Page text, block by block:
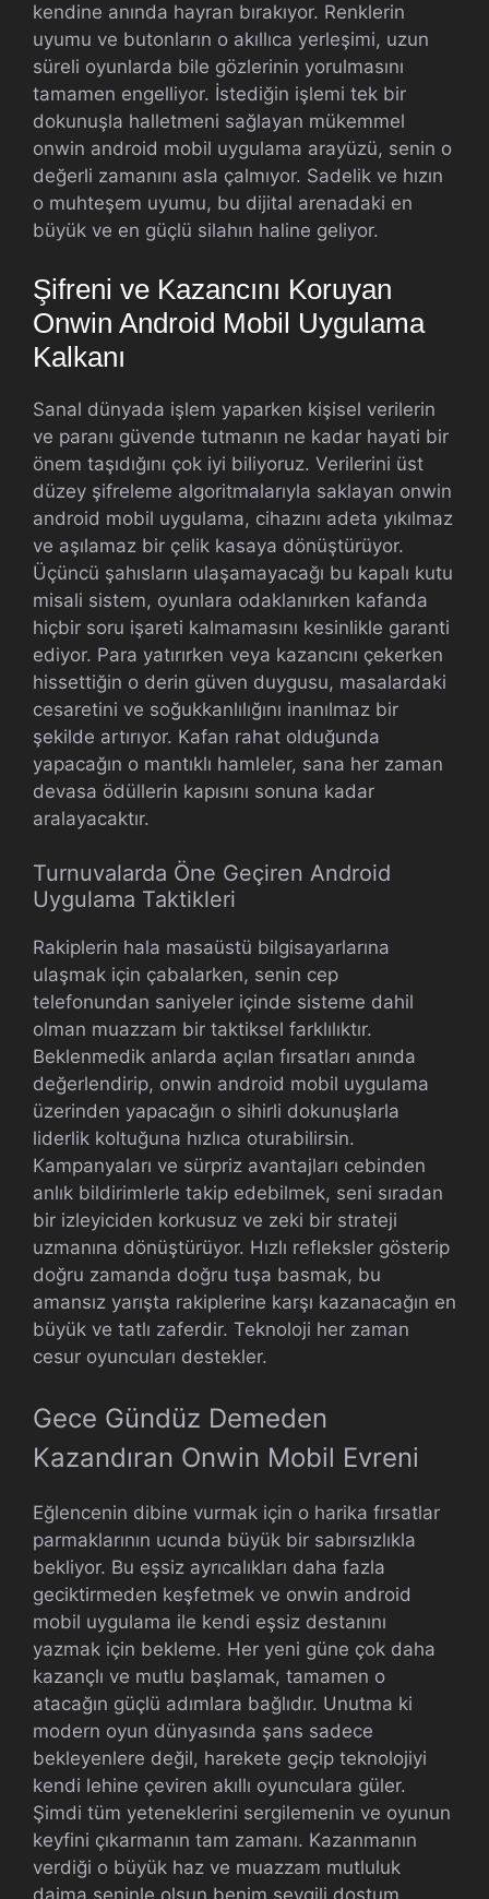
kendine anında hayran bırakıyor. Renklerin
uyumu ve butonların o akıllıca yerleşimi, uzun
süreli oyunlarda bile gözlerinin yorulmasını
tamamen engelliyor. İstediğin işlemi tek bir
dokunuşla halletmeni sağlayan mükemmel
onwin android mobil uygulama arayüzü, senin o
değerli zamanını asla çalmıyor. Sadelik ve hızın
o muhteşem uyumu, bu dijital arenadaki en
büyük ve en güçlü silahın haline geliyor.
Şifreni ve Kazancını Koruyan
Onwin Android Mobil Uygulama
Kalkanı
Sanal dünyada işlem yaparken kişisel verilerin
ve paranı güvende tutmanın ne kadar hayati bir
önem taşıdığını çok iyi biliyoruz. Verilerini üst
düzey şifreleme algoritmalarıyla saklayan onwin
android mobil uygulama, cihazını adeta yıkılmaz
ve aşılamaz bir çelik kasaya dönüştürüyor.
Üçüncü şahısların ulaşamayacağı bu kapalı kutu
misali sistem, oyunlara odaklanırken kafanda
hiçbir soru işareti kalmamasını kesinlikle garanti
ediyor. Para yatırırken veya kazancını çekerken
hissettiğin o derin güven duygusu, masalardaki
cesaretini ve soğukkanlılığını inanılmaz bir
şekilde artırıyor. Kafan rahat olduğunda
yapacağın o mantıklı hamleler, sana her zaman
devasa ödüllerin kapısını sonuna kadar
aralayacaktır.
Turnuvalarda Öne Geçiren Android
Uygulama Taktikleri
Rakiplerin hala masaüstü bilgisayarlarına
ulaşmak için çabalarken, senin cep
telefonundan saniyeler içinde sisteme dahil
olman muazzam bir taktiksel farklılıktır.
Beklenmedik anlarda açılan fırsatları anında
değerlendirip, onwin android mobil uygulama
üzerinden yapacağın o sihirli dokunuşlarla
liderlik koltuğuna hızlıca oturabilirsin.
Kampanyaları ve sürpriz avantajları cebinden
anlık bildirimlerle takip edebilmek, seni sıradan
bir izleyiciden korkusuz ve zeki bir strateji
uzmanına dönüştürüyor. Hızlı refleksler gösterip
doğru zamanda doğru tuşa basmak, bu
amansız yarışta rakiplerine karşı kazanacağın en
büyük ve tatlı zaferdir. Teknoloji her zaman
cesur oyuncuları destekler.
Gece Gündüz Demeden
Kazandıran Onwin Mobil Evreni
Eğlencenin dibine vurmak için o harika fırsatlar
parmaklarının ucunda büyük bir sabırsızlıkla
bekliyor. Bu eşsiz ayrıcalıkları daha fazla
geciktirmeden keşfetmek ve onwin android
mobil uygulama ile kendi eşsiz destanını
yazmak için bekleme. Her yeni güne çok daha
kazançlı ve mutlu başlamak, tamamen o
atacağın güçlü adımlara bağlıdır. Unutma ki
modern oyun dünyasında şans sadece
bekleyenlere değil, harekete geçip teknolojiyi
kendi lehine çeviren akıllı oyunculara güler.
Şimdi tüm yeteneklerini sergilemenin ve oyunun
keyfini çıkarmanın tam zamanı. Kazanmanın
verdiği o büyük haz ve muazzam mutluluk
daima seninle olsun benim sevgili dostum.